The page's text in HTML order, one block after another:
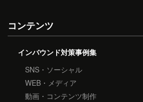
コンテンツ
インバウンド対策事例集
SNS・ソーシャル
WEB・メディア
動画・コンテンツ制作